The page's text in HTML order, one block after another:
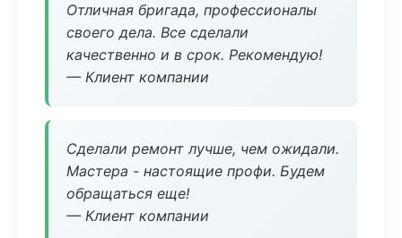
Отличная бригада, профессионалы
своего дела. Все сделали
качественно и в срок. Рекомендую!
— Клиент компании
Сделали ремонт лучше, чем ожидали.
Мастера - настоящие профи. Будем
обращаться еще!
— Клиент компании